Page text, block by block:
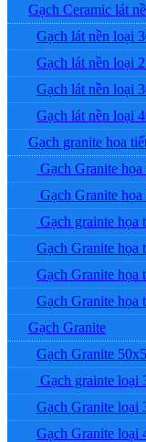
Gạch Ceramic lát
Gạch lát nền loại
Gạch lát nền loại
Gạch lát nền loại
Gạch lát nền loại
Gạch granite họa
Gạch Granite
Gạch Granite
Gạch grainte họa
Gạch Granite họa
Gạch Granite họa
Gạch Granite họa
Gạch Granite
Gạch Granite
Gạch grainte loại
Gạch Granite loại
Gạch Granite loại